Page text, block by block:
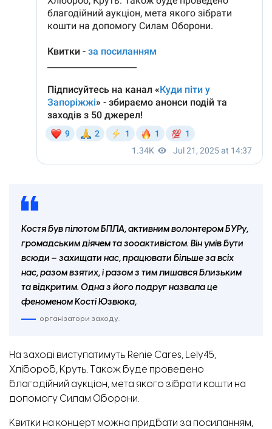
Костя був пілотом БПЛА, активним волонтером БУРу,
громадським діячем та зооактивістом. Він умів бути
всюди – захищати нас, працювати більше за всіх
нас, разом взятих, і разом з тим лишався близьким
та відкритим. Одна з його подруг назвала це
феноменом Кості Юзвюка,
організатори заходу.
На заході виступатимуть Renie Cares, Lely45,
Хлібороб, Круть. Також буде проведено
благодійний аукціон, мета якого зібрати кошти на
допомогу Силам Оборони.
Квитки на концерт можна придбати за посиланням,